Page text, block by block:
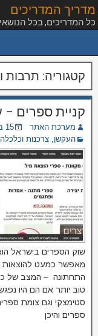
מדריך המדריכים
כל המדריכים, בכל
קטגוריה: תרבות
קניית ספרים
מערכת האתר
15 ביוני 2023
העקשן, צרכנות וכלכלה
שוק הספרים בישראל
מאפשר כמעט להוצאות
התחתונה – המצב של
טוב יותר אם הם היו
סטימצקי וגם צומת
ספרים והיכן